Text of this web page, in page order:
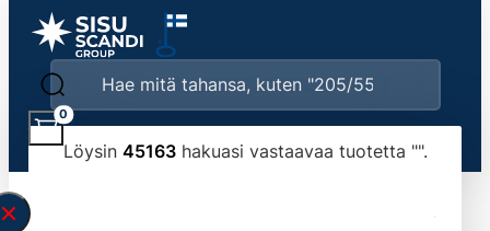
Löysin 45163hakuasi vastaavaa tuotetta "".
typed the search query correctly.<br>Currently
0